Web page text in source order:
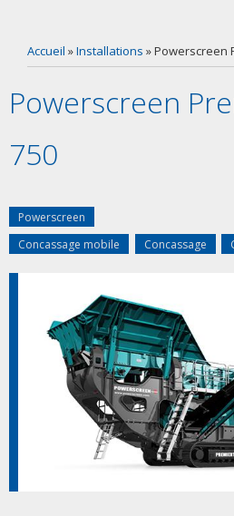
Vous êtes ici
Accueil »Installations » Powerscreen
Powerscreen
750
Powerscreen
Concassage mobile
Concassage